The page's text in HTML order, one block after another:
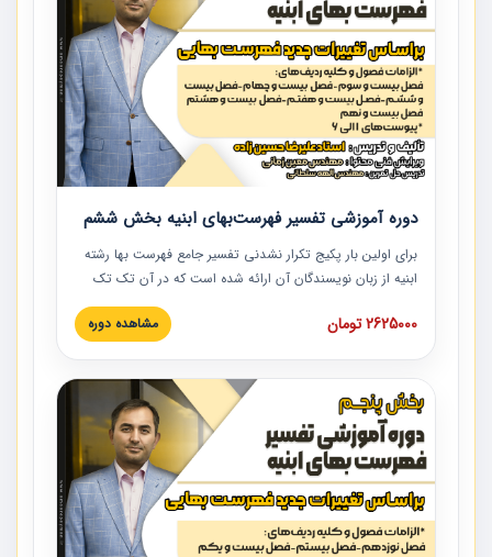
دوره آموزشی تفسیر فهرست‌بهای ابنیه بخش ششم
برای اولین بار پکیج تکرار نشدنی تفسیر جامع فهرست بها رشته
ابنیه از زبان نویسندگان آن ارائه شده است که در آن تک تک
ردیف ها و مطالب فهرست بها تفسیر و ارائه شده است. این
دوره به صورت کامل تصویری بوده و به همراه تصاویر عملیات
دوره با کلام مهندس علیرضاحسین‌زاده مدیر پروژه مهندسی
مشاور در امر بازنگری فهرست بها رشته ابنیه ارائه شده و به تمام
همکارانی که در حوزه صنعت ساخت در حال فعالیت هستند حتما
توصیه می کنیم از مطالب این دوره استفاده نمایند.
2625000 تومان مشاهده دوره